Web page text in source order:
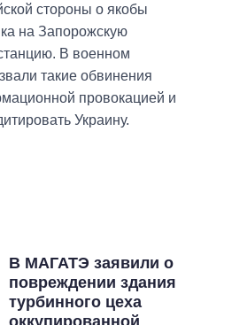
стороны о якобы
на Запорожскую
В военном
такие обвинения
провокацией и
Украину.
В МАГАТЭ заявили о
повреждении здания
турбинного цеха
оккупированной